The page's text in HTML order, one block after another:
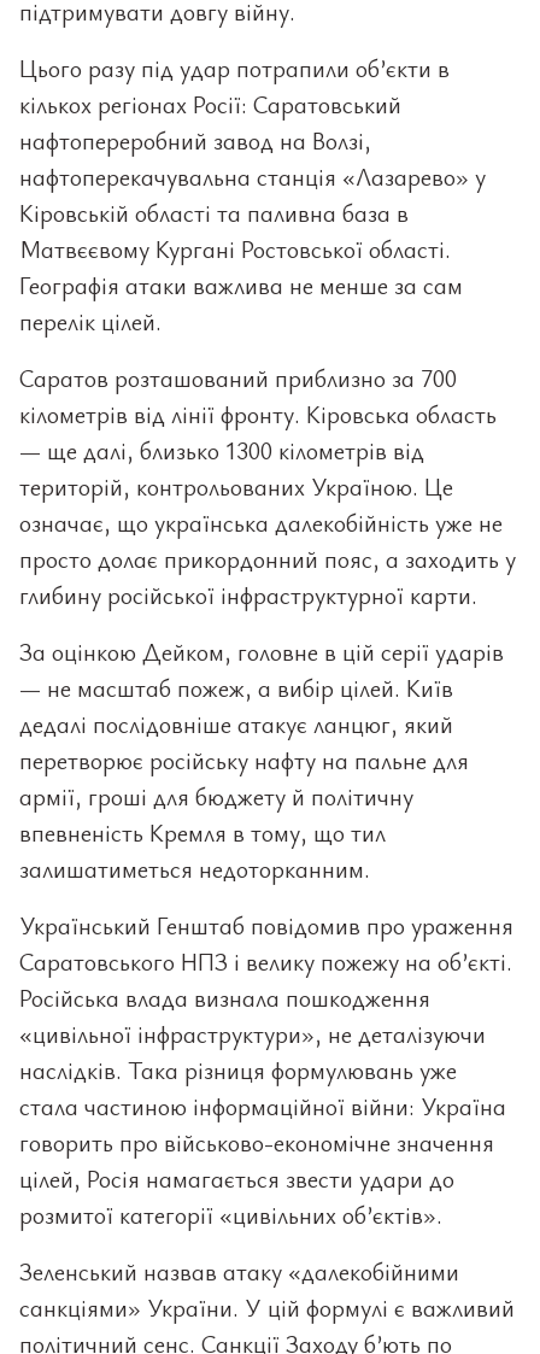
підтримувати довгу війну.
Цього разу під удар потрапили об’єкти в
кількох регіонах Росії: Саратовський
нафтопереробний завод на Волзі,
нафтоперекачувальна станція «Лазарево» у
Кіровській області та паливна база в
Матвєєвому Кургані Ростовської області.
Географія атаки важлива не менше за сам
перелік цілей.
Саратов розташований приблизно за 700
кілометрів від лінії фронту. Кіровська область
— ще далі, близько 1300 кілометрів від
територій, контрольованих Україною. Це
означає, що українська далекобійність уже не
просто долає прикордонний пояс, а заходить у
глибину російської інфраструктурної карти.
За оцінкою Дейком, головне в цій серії ударів
— не масштаб пожеж, а вибір цілей. Київ
дедалі послідовніше атакує ланцюг, який
перетворює російську нафту на пальне для
армії, гроші для бюджету й політичну
впевненість Кремля в тому, що тил
залишатиметься недоторканним.
Український Генштаб повідомив про ураження
Саратовського НПЗ і велику пожежу на об’єкті.
Російська влада визнала пошкодження
«цивільної інфраструктури», не деталізуючи
наслідків. Така різниця формулювань уже
стала частиною інформаційної війни: Україна
говорить про військово-економічне значення
цілей, Росія намагається звести удари до
розмитої категорії «цивільних об’єктів».
Зеленський назвав атаку «далекобійними
санкціями» України. У цій формулі є важливий
політичний сенс. Санкції Заходу б’ють по